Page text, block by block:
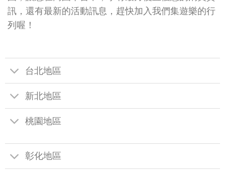
訊，還有最新的活動訊息，趕快加入我們集遊樂的行
列喔！
台北地區
新北地區
桃園地區
彰化地區